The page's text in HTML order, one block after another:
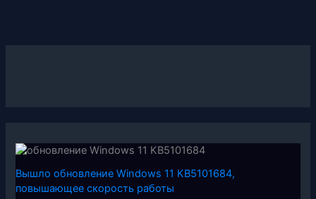
Вышло обновление Windows 11 KB5101684,
повышающее скорость работы